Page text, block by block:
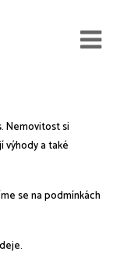
Nemovitost si
výhody a také
se na podmínkách